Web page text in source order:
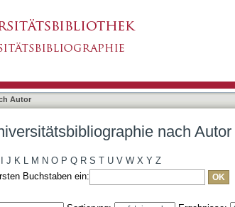
Autor
nach
J K L M N O P Q R S T U V W X Y Z
Buchstaben ein: